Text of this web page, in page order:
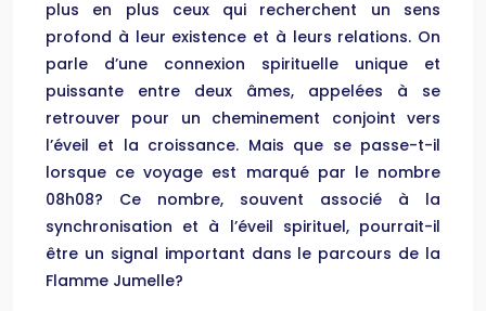
plus en plus ceux qui recherchent un sens
profond à leur existence et à leurs relations. On
parle d’une connexion spirituelle unique et
puissante entre deux âmes, appelées à se
retrouver pour un cheminement conjoint vers
l’éveil et la croissance. Mais que se passe-t-il
lorsque ce voyage est marqué par le nombre
08h08? Ce nombre, souvent associé à la
synchronisation et à l’éveil spirituel, pourrait-il
être un signal important dans le parcours de la
Flamme Jumelle?